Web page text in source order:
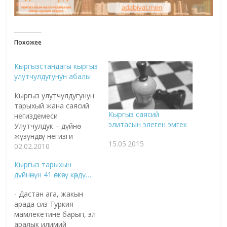
Похожее
Кыргызстандагы кыргыз
улутчулдугунун абалы
Кыргыз улутчулдугунун
тарыхый жана саясий
негиздемеси
Улутчулдук – дүйнө
жүзүндөгү негизги
саясий
жана алардын эң
туруктуусу. Ал табигый
негизделген. Анткени
улут – дин, тап, үй-бүлө
сыяктуу эле адамзат
02.02.2010
Кыргыз саясий
элитасын элеген эмгек
15.05.2015
Кыргыз тарыхын
дүйнөнүн 41 өлкөсү көрдү…
- Дастан ага, жакын
арада сиз Туркия
мамлекетине барып, эл
аралык илимий